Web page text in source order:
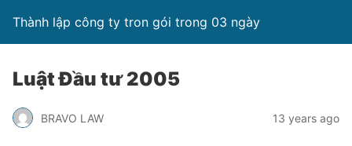
Thành lập công ty tron gói trong 03 ngày
Luật Đầu tư 2005
BRAVO LAW 13 years ago